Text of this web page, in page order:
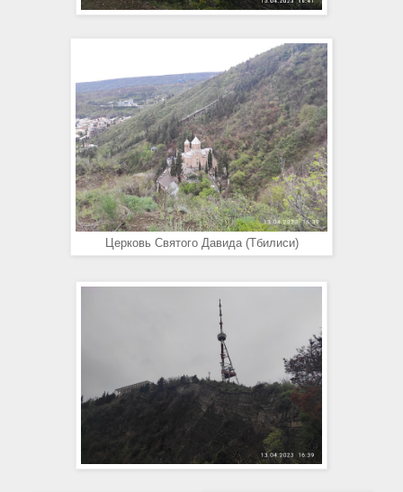
Церковь Святого Давида (Тбилиси)